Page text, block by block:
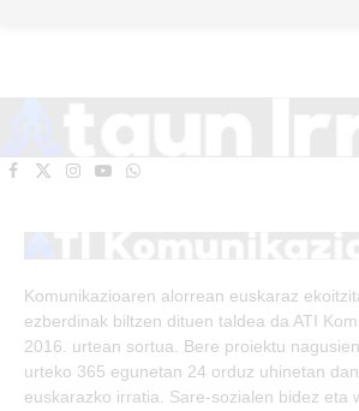
Facebook
X
Instagram
YouTubeWhatsApp
Komunikazioaren alorrean euskaraz
ezberdinak biltzen dituen taldea da ATI
2016. urtean sortua. Bere proiektu
urteko 365 egunetan 24 orduz uhinetan
euskarazko irratia. Sare-sozialen bidez eta